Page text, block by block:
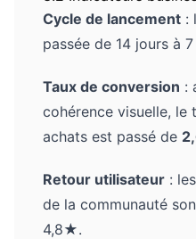
Cycle de lancement :
passée de 14 jours à
Taux de conversion :
cohérence visuelle, le
achats est passé de
Retour utilisateur :
de la communauté
4,8★.